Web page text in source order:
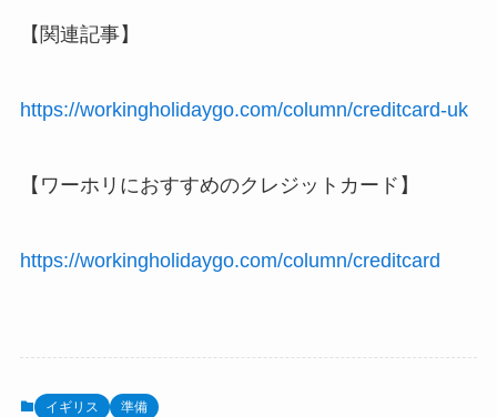
【関連記事】
https://workingholidaygo.com/column/creditcard-uk
【ワーホリにおすすめのクレジットカード】
https://workingholidaygo.com/column/creditcard
イギリス
準備